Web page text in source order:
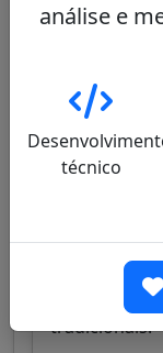
Cardeal
da
experiência
tradicionais.
análise e
técnico